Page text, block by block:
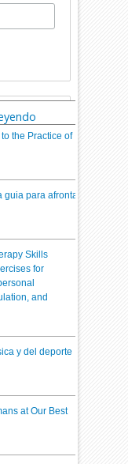
the Practice of
para afrontar
Skills
for
and
y del deporte
at Our Best